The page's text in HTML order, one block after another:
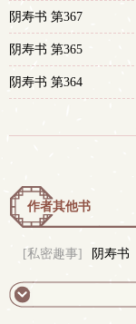
阴寿书 第367
阴寿书 第365
阴寿书 第364
作者其他书
[私密趣事] 阴寿书